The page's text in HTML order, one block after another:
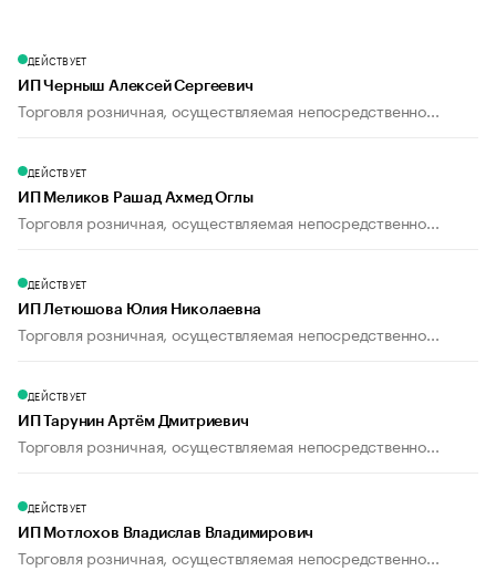
ДЕЙСТВУЕТ
ИП Черныш Алексей Сергеевич
Торговля розничная, осуществляемая непосредственно...
ДЕЙСТВУЕТ
ИП Меликов Рашад Ахмед Оглы
Торговля розничная, осуществляемая непосредственно...
ДЕЙСТВУЕТ
ИП Летюшова Юлия Николаевна
Торговля розничная, осуществляемая непосредственно...
ДЕЙСТВУЕТ
ИП Тарунин Артём Дмитриевич
Торговля розничная, осуществляемая непосредственно...
ДЕЙСТВУЕТ
ИП Мотлохов Владислав Владимирович
Торговля розничная, осуществляемая непосредственно...